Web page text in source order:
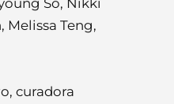
Melissa Teng,
curadora